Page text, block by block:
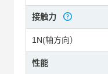
接触力
1N(轴方向）
性能